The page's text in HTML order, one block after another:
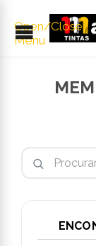
Open/Close
Menu